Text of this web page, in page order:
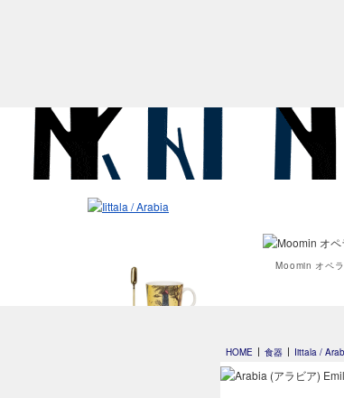
Moomin オペラ
HOME 食器 Iittala /